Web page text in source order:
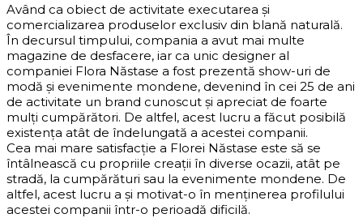
Având ca obiect de activitate executarea și
comercializarea produselor exclusiv din blană naturală.
În decursul timpului, compania a avut mai multe
magazine de desfacere, iar ca unic designer al
companiei Flora Năstase a fost prezentă show-uri de
modă și evenimente mondene, devenind în cei 25 de ani
de activitate un brand cunoscut și apreciat de foarte
mulți cumpărători. De altfel, acest lucru a făcut posibilă
existența atât de îndelungată a acestei companii.
Cea mai mare satisfacție a Florei Năstase este să se
întâlnească cu propriile creații în diverse ocazii, atât pe
stradă, la cumpărături sau la evenimente mondene. De
altfel, acest lucru a și motivat-o în menținerea profilului
acestei companii într-o perioadă dificilă.